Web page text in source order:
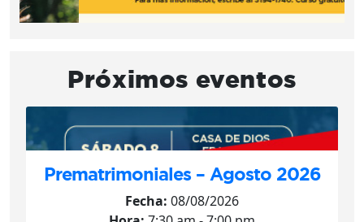
Próximos eventos
Prematrimoniales – Agosto 2026
Fecha: 08/08/2026